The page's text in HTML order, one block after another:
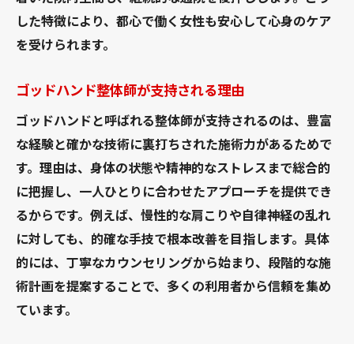
した特徴により、都心で働く女性も安心して心身のケア
を受けられます。
ゴッドハンド整体師が支持される理由
ゴッドハンドと呼ばれる整体師が支持されるのは、豊富
な経験と確かな技術に裏打ちされた施術力があるためで
す。理由は、身体の状態や精神的なストレスまで総合的
に把握し、一人ひとりに合わせたアプローチを提供でき
るからです。例えば、慢性的な肩こりや自律神経の乱れ
に対しても、的確な手技で根本改善を目指します。具体
的には、丁寧なカウンセリングから始まり、段階的な施
術計画を提案することで、多くの利用者から信頼を集め
ています。